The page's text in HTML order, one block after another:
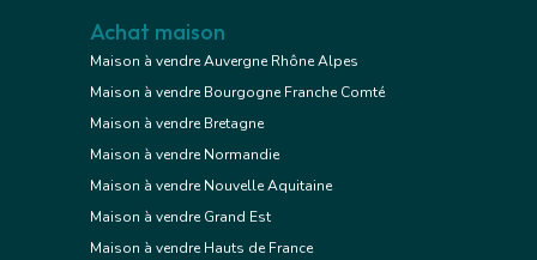
Achat maison
Maison à vendre Auvergne Rhône Alpes
Maison à vendre Bourgogne Franche Comté
Maison à vendre Bretagne
Maison à vendre Normandie
Maison à vendre Nouvelle Aquitaine
Maison à vendre Grand Est
Maison à vendre Hauts de France